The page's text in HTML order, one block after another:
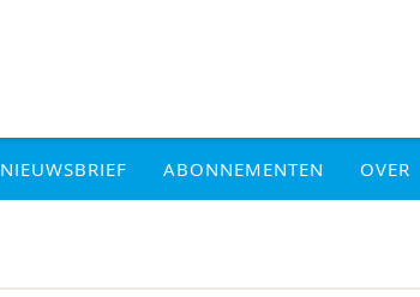
NIEUWSBRIEF ABONNEMENTEN OVER